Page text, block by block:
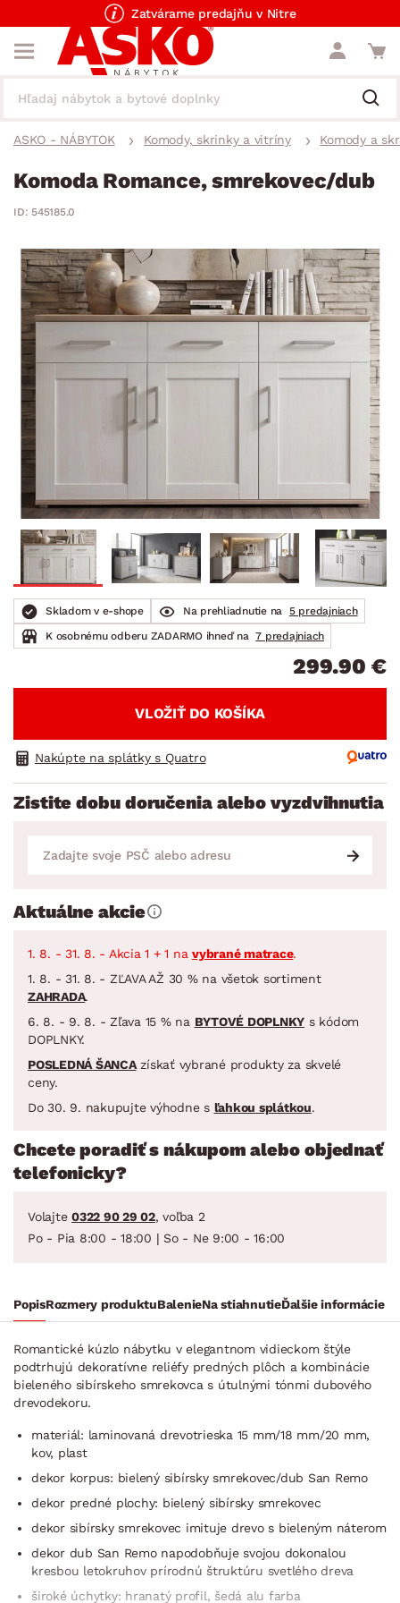
Zatvárame predajňu v Nitre
ASKO - NÁBYTOK Komody, skrinky a vitríny Komody a
Komoda Romance, smrekovec/dub
ID: 545185.0
Skladom v e-shope Na prehliadnutie na
5 predajniach
K osobnému odberu ZADARMO ihneď na 7 predajniach
299.90 €
VLOŽIŤ DO KOŠÍKA
Nakúpte na splátky s Quatro
Zistite dobu doručenia alebo vyzdvihnutia
Aktuálne akcie
1. 8. - 31. 8. - Akcia 1 + 1 na vybrané matrace.
1. 8. - 31. 8. - ZĽAVA AŽ 30 % na všetok sortiment
ZAHRADA.
6. 8. - 9. 8. - Zľava 15 % na BYTOVÉ DOPLNKY s kódom
DOPLNKY.
POSLEDNÁ ŠANCAzískať vybrané produkty za skvelé
ceny.
Do 30. 9. nakupujte výhodne s ľahkou splátkou.
Chcete poradiť s nákupom alebo objednať
telefonicky?
Volajte 0322 90 29 02, voľba 2
Po - Pia 8:00 - 18:00 | So - Ne 9:00 - 16:00
PopisRozmery produktuBalenieNa stiahnutieĎalšie informácie
Romantické kúzlo nábytku v elegantnom vidieckom štýle
podtrhujú dekoratívne reliéfy predných plôch a kombinácie
bieleného sibírskeho smrekovca s útulnými tónmi dubového
drevodekoru.
materiál: laminovaná drevotrieska 15 mm/18 mm/20 mm,
kov, plast
dekor korpus: bielený sibírsky smrekovec/dub San Remo
dekor predné plochy: bielený sibírsky smrekovec
dekor sibírsky smrekovec imituje drevo s bieleným náterom
dekor dub San Remo napodobňuje svojou dokonalou
kresbou letokruhov prírodnú štruktúru svetlého dreva
široké úchytky: hranatý profil, šedá alu farba